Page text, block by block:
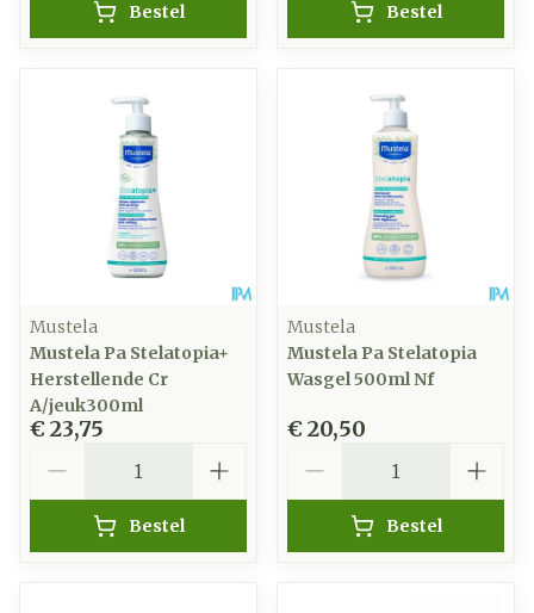
Bestel Bestel
Mustela
Mustela Pa Stelatopia+
Herstellende Cr
A/jeuk300ml
€ 23,75
Bestel
Mustela
Mustela Pa Stelatopia
Wasgel 500ml Nf
€ 20,50
Bestel